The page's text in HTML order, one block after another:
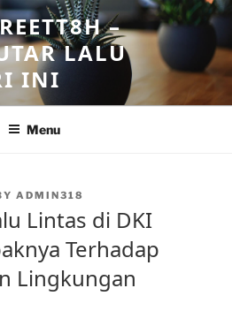
–
LALU
INI
Menu
ADMIN318
Lintas di DKI
Terhadap
Lingkungan